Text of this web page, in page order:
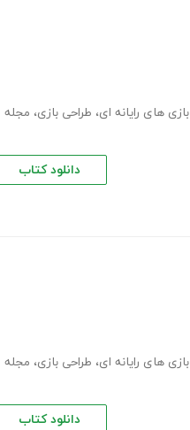
بازی های رایانه ای، طراحی بازی، مجله
دانلود کتاب
بازی های رایانه ای، طراحی بازی، مجله
دانلود کتاب